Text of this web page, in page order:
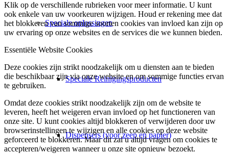
Speciale oplossingen
Speciale Reinigingsproducten
Dispensers (voor zeep en papier)
Klik op de verschillende rubrieken voor meer informatie. U kunt
ook enkele van uw voorkeuren wijzigen. Houd er rekening mee dat
het blokkeren van sommige soorten cookies van invloed kan zijn op
uw ervaring op onze websites en de services die we kunnen bieden.
Essentiële Website Cookies
Deze cookies zijn strikt noodzakelijk om u diensten aan te bieden
die beschikbaar zijn via onze website en om sommige functies ervan
te gebruiken.
Omdat deze cookies strikt noodzakelijk zijn om de website te
leveren, heeft het weigeren ervan invloed op het functioneren van
onze site. U kunt cookies altijd blokkeren of verwijderen door uw
browserinstellingen te wijzigen en alle cookies op deze website
geforceerd te blokkeren. Maar dit zal u altijd vragen om cookies te
accepteren/weigeren wanneer u onze site opnieuw bezoekt.